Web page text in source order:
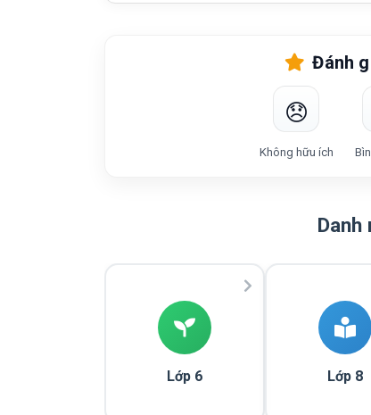
Đánh
😞
Không hữu ích
Danh
Lớp 6 Lớp 8